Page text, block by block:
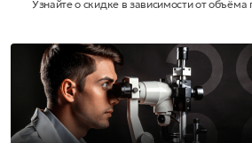
Узнайте о скидке в зависимости от объёма